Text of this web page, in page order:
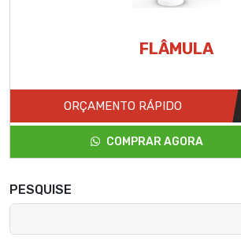
PESQUISE
FLÂMULA
ORÇAMENTO RÁPIDO
COMPRAR AGORA